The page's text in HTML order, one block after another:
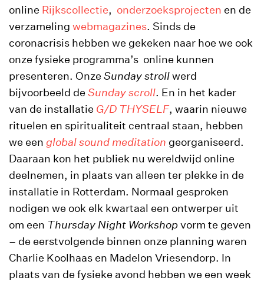
online Rijkscollectie, onderzoeksprojecten en de
verzameling webmagazines. Sinds de
coronacrisis hebben we gekeken naar hoe we ook
onze fysieke programma’s online kunnen
presenteren. Onze Sunday strollwerd
bijvoorbeeld de Sunday scroll. En in het kader
van de installatie G/D THYSELF, waarin nieuwe
rituelen en spiritualiteit centraal staan, hebben
we een global sound meditation georganiseerd.
Daaraan kon het publiek nu wereldwijd online
deelnemen, in plaats van alleen ter plekke in de
installatie in Rotterdam. Normaal gesproken
nodigen we ook elk kwartaal een ontwerper uit
om een Thursday Night Workshopvorm te geven
– de eerstvolgende binnen onze planning waren
Charlie Koolhaas en Madelon Vriesendorp. In
plaats van de fysieke avond hebben we een week